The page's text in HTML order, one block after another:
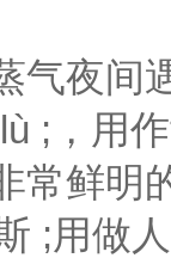
气夜间
;，用
常鲜明
;用做